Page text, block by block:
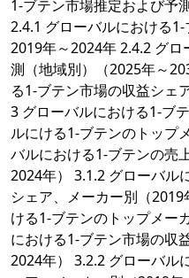
1-ブテン市場推定および予
2.4.1 グローバルにおける
2019年～2024年 2.4.2 グ
測（地域別）（2025年～
る1-ブテン市場の収益シェ
3 グローバルにおける1-ブ
ルにける1-ブテンのトップ
バルにおける1-ブテンの売
2024年） 3.1.2 グローバル
シェア、メーカー別（
ける1-ブテンのトップメー
における1-ブテン市場の収
2024年） 3.2.2 グローバル